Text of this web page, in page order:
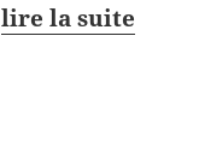
lire la suite